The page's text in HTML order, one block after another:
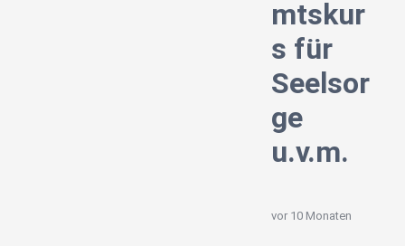
mtskur
s für
Seelsor
ge
u.v.m.
vor 10 Monaten